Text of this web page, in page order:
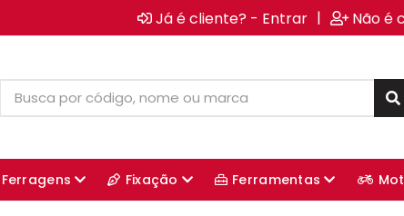
Já é cliente? - Entrar | Não é
Ferragens Fixação Ferramentas